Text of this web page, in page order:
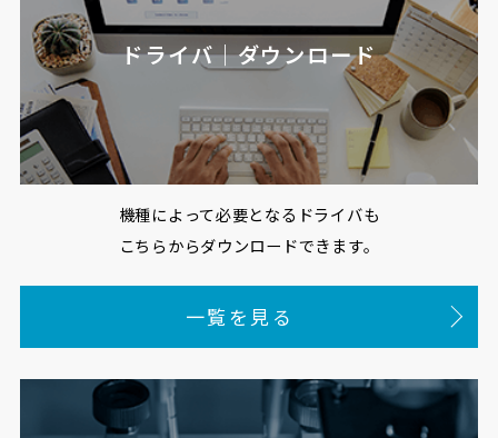
ドライバ｜ダウンロード
機種によって必要となるドライバも
こちらからダウンロードできます。
一覧を見る